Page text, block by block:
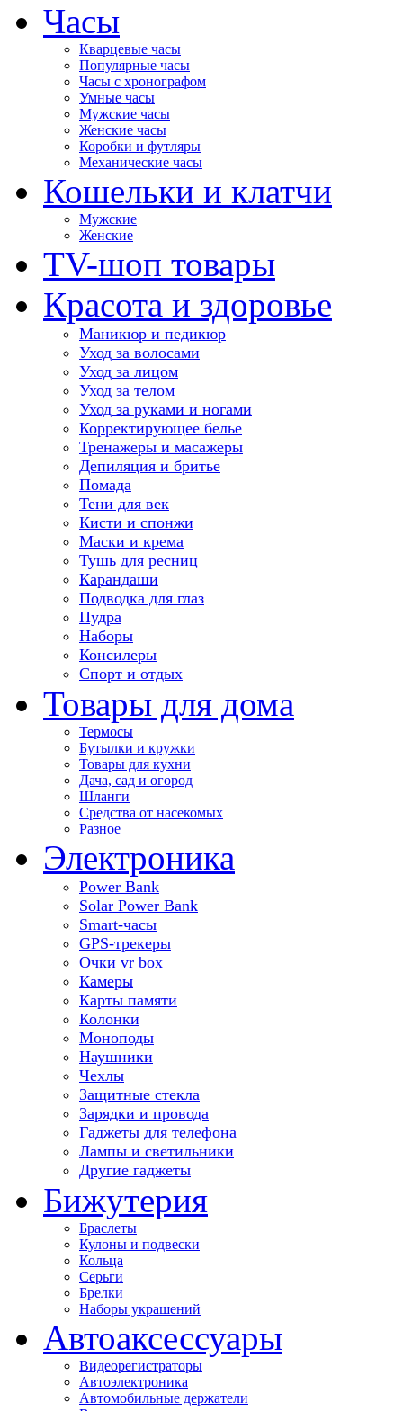
Часы
Кварцевые часы
Популярные часы
Часы с хронографом
Умные часы
Мужские часы
Женские часы
Коробки и футляры
Механические часы
Кошельки и клатчи
Мужские
Женские
TV-шоп товары
Красота и здоровье
Маникюр и педикюр
Уход за волосами
Уход за лицом
Уход за телом
Уход за руками и ногами
Корректирующее белье
Тренажеры и масажеры
Депиляция и бритье
Помада
Тени для век
Кисти и спонжи
Маски и крема
Тушь для ресниц
Карандаши
Подводка для глаз
Пудра
Наборы
Консилеры
Спорт и отдых
Товары для дома
Термосы
Бутылки и кружки
Товары для кухни
Дача, сад и огород
Шланги
Средства от насекомых
Разное
Электроника
Power Bank
Solar Power Bank
Smart-часы
GPS-трекеры
Очки vr box
Камеры
Карты памяти
Колонки
Моноподы
Наушники
Чехлы
Защитные стекла
Зарядки и провода
Гаджеты для телефона
Лампы и светильники
Другие гаджеты
Бижутерия
Браслеты
Кулоны и подвески
Кольца
Серьги
Брелки
Наборы украшений
Автоаксессуары
Видеорегистраторы
Автоэлектроника
Автомобильные держатели